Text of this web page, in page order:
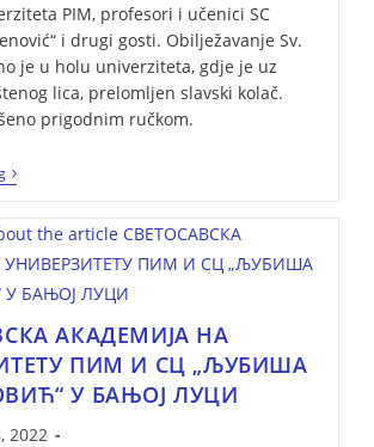
PIM, profesori i učenici SC
i drugi gosti. Obilježavanje Sv.
je u holu univerziteta, gdje je uz
lica, prelomljen slavski kolač.
prigodnim ručkom.
АКАДЕМИЈА НА
ПИМ И СЦ „ЉУБИША
У БАЊОЈ ЛУЦИ
2022